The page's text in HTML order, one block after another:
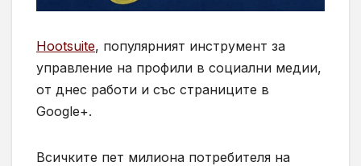
Hootsuite, популярният инструмент за
управление на профили в социални медии,
от днес работи и със страниците в
Google+.
Всичките пет милиона потребителя на